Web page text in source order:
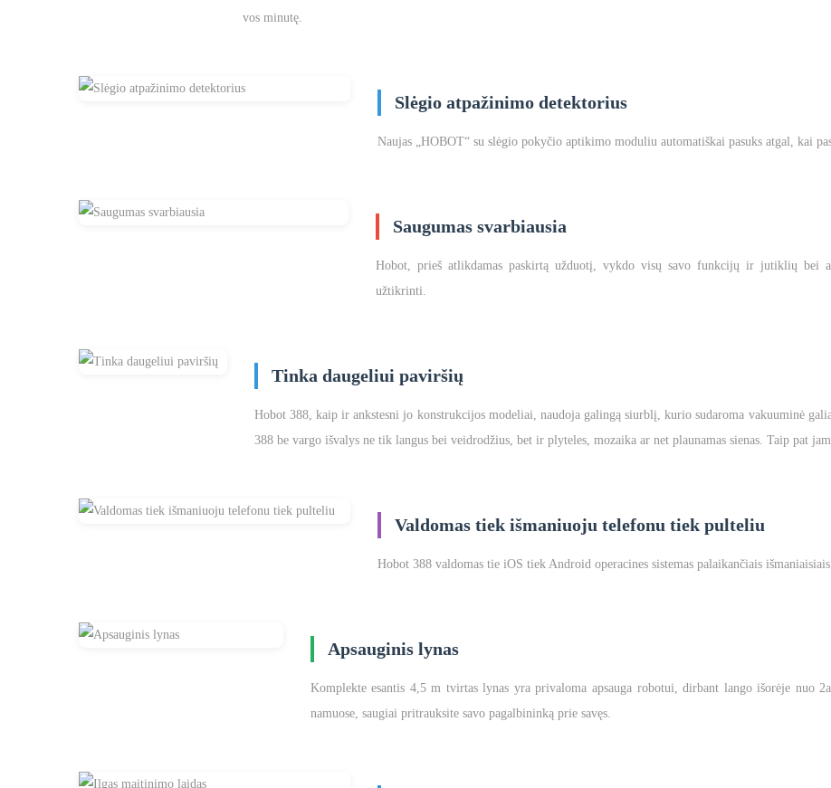
vos minutę.
Slėgio atpažinimo detektorius
Naujas „HOBOT“ su slėgio pokyčio aptikimo moduliu automatiškai pasuks atgal, kai
Saugumas svarbiausia
Hobot, prieš atlikdamas paskirtą užduotį, vykdo visų savo funkcijų ir jutiklių bei
užtikrinti.
Tinka daugeliui paviršių
Hobot 388, kaip ir ankstesni jo konstrukcijos modeliai, naudoja galingą siurblį, kurio sudaroma vakuuminė
388 be vargo išvalys ne tik langus bei veidrodžius, bet ir plyteles, mozaika ar net plaunamas sienas. Taip pat
Valdomas tiek išmaniuoju telefonu tiek pulteliu
Hobot 388 valdomas tie iOS tiek Android operacines sistemas palaikančiais
Apsauginis lynas
Komplekte esantis 4,5 m tvirtas lynas yra privaloma apsauga robotui, dirbant lango išorėje nuo
namuose, saugiai pritrauksite savo pagalbininką prie savęs.